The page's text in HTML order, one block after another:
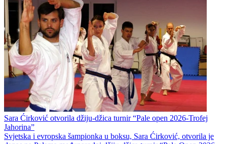
Sara Ćirković otvorila džiju-džica turnir “Pale open 2026-Trofej
Jahorina”
Svjetska i evropska šampionka u boksu, Sara Ćirković, otvorila je